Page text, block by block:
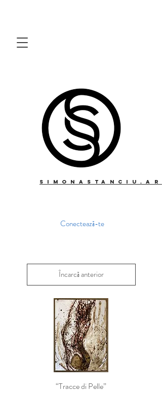
Conectează-te
Încarcă anterior
“Tracce di Pelle”